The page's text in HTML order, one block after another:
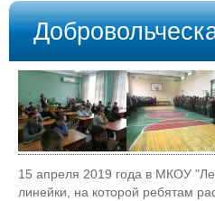
15 апреля 2019 года в МКОУ
линейки, на которой ребятам